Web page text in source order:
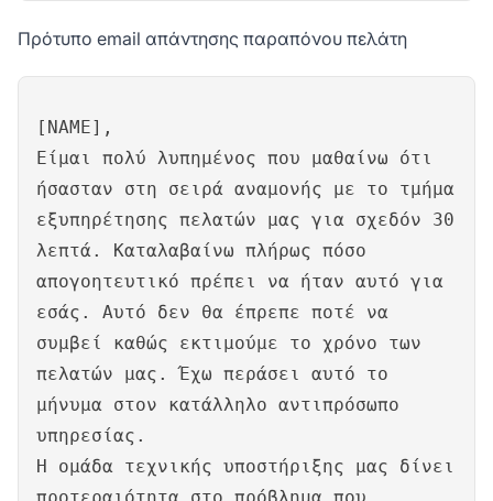
Πρότυπο email απάντησης παραπόνου πελάτη
[NAME],
Είμαι πολύ λυπημένος που μαθαίνω ότι
ήσασταν στη σειρά αναμονής με το τμήμα
εξυπηρέτησης πελατών μας για σχεδόν 30
λεπτά. Καταλαβαίνω πλήρως πόσο
απογοητευτικό πρέπει να ήταν αυτό για
εσάς. Αυτό δεν θα έπρεπε ποτέ να
συμβεί καθώς εκτιμούμε το χρόνο των
πελατών μας. Έχω περάσει αυτό το
μήνυμα στον κατάλληλο αντιπρόσωπο
υπηρεσίας.
Η ομάδα τεχνικής υποστήριξης μας δίνει
προτεραιότητα στο πρόβλημα που